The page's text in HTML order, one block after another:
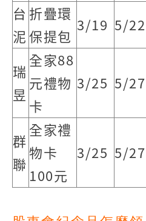
台
泥
折疊環
保提包
3/19 5/22
瑞
昱
全家88
元禮物
卡
3/25 5/27
群
聯
全家禮
物卡
100元
3/25 5/27